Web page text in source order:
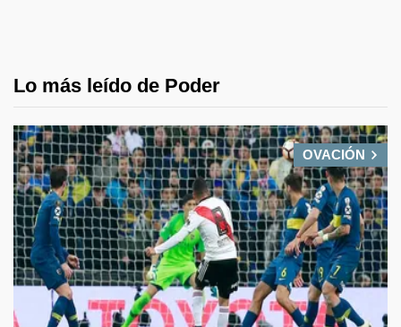
Lo más leído de Poder
OVACIÓN